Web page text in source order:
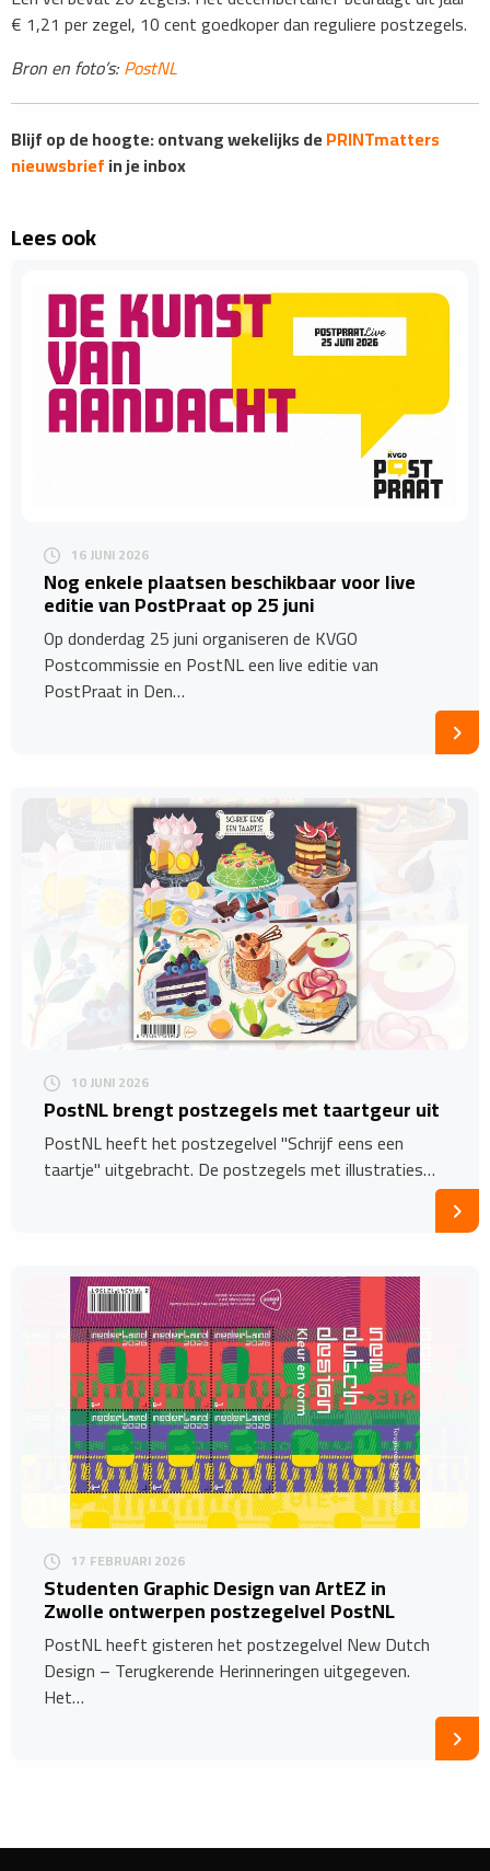
€ 1,21 per zegel, 10 cent goedkoper dan reguliere postzegels.
Bron en foto’s:PostNL
Blijf op de hoogte: ontvang wekelijks dePRINTmatters
nieuwsbriefin je inbox
Lees ook
16 JUNI 2026
Nog enkele plaatsen beschikbaar voor live
editie van PostPraat op 25 juni
Op donderdag 25 juni organiseren de KVGO
Postcommissie en PostNL een live editie van
PostPraat in Den…
10 JUNI 2026
PostNL brengt postzegels met taartgeur uit
PostNL heeft het postzegelvel "Schrijf eens een
taartje" uitgebracht. De postzegels met illustraties…
17 FEBRUARI 2026
Studenten Graphic Design van ArtEZ in
Zwolle ontwerpen postzegelvel PostNL
PostNL heeft gisteren het postzegelvel New Dutch
Design – Terugkerende Herinneringen uitgegeven.
Het…